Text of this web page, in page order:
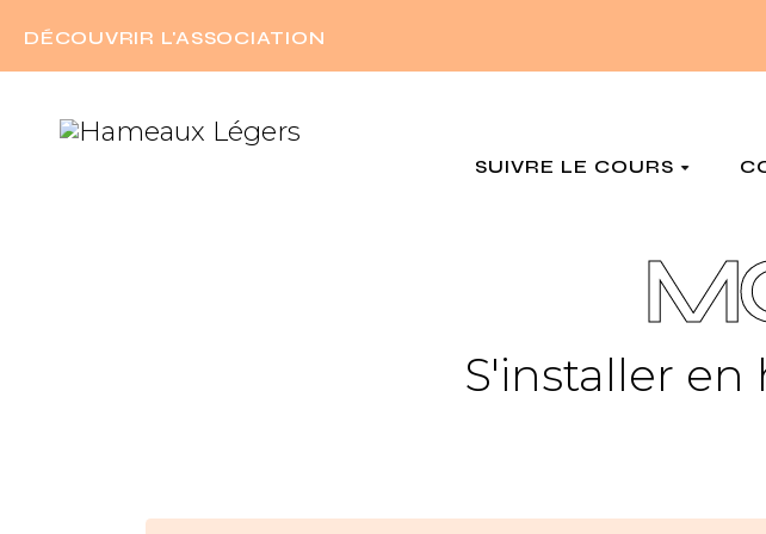
DÉCOUVRIR L'ASSOCIATION
SUIVRE LE COURS
S'installer en